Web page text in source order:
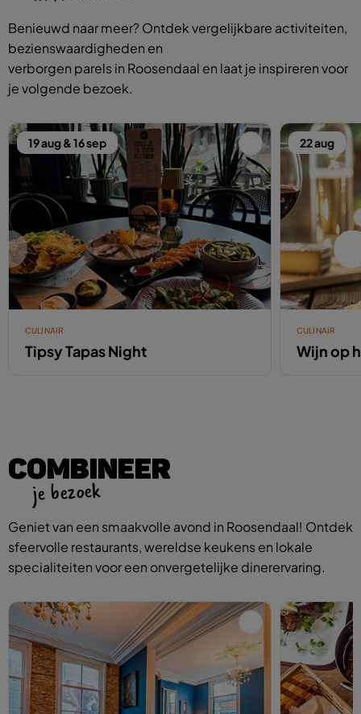
Benieuwd naar meer? Ontdek vergelijkbare activiteiten,
bezienswaardigheden en
verborgen parels in Roosendaal en laat je inspireren voor
je volgende bezoek.
19 aug & 16 sep
CULINAIR
Tipsy Tapas Night
22 aug
CULINAIR
Wijn op
COMBINEER
je bezoek
Geniet van een smaakvolle avond in Roosendaal! Ontdek
sfeervolle restaurants, wereldse keukens en lokale
specialiteiten voor een onvergetelijke dinerervaring.